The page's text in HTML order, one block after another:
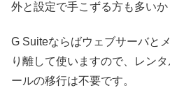
外と設定で手こずる方も多いか
G Suiteならばウェブサーバと
り離して使いますので、レン
ールの移行は不要です。